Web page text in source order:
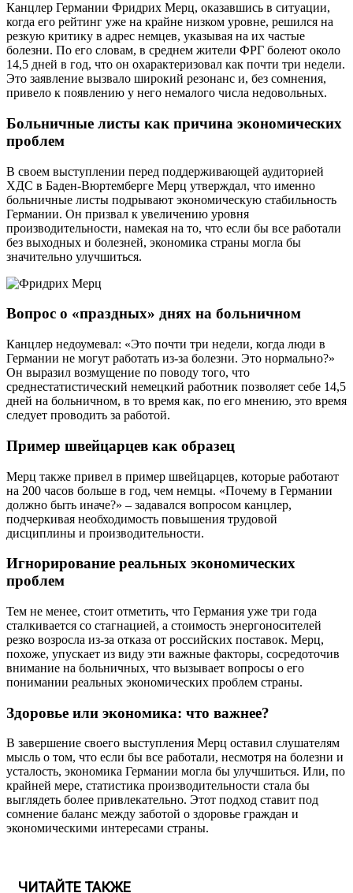
Канцлер Германии Фридрих Мерц, оказавшись в ситуации,
когда его рейтинг уже на крайне низком уровне, решился на
резкую критику в адрес немцев, указывая на их частые
болезни. По его словам, в среднем жители ФРГ болеют около
14,5 дней в год, что он охарактеризовал как почти три недели.
Это заявление вызвало широкий резонанс и, без сомнения,
привело к появлению у него немалого числа недовольных.
Больничные листы как причина экономических
проблем
В своем выступлении перед поддерживающей аудиторией
ХДС в Баден-Вюртемберге Мерц утверждал, что именно
больничные листы подрывают экономическую стабильность
Германии. Он призвал к увеличению уровня
производительности, намекая на то, что если бы все работали
без выходных и болезней, экономика страны могла бы
значительно улучшиться.
Вопрос о «праздных» днях на больничном
Канцлер недоумевал: «Это почти три недели, когда люди в
Германии не могут работать из-за болезни. Это нормально?»
Он выразил возмущение по поводу того, что
среднестатистический немецкий работник позволяет себе 14,5
дней на больничном, в то время как, по его мнению, это время
следует проводить за работой.
Пример швейцарцев как образец
Мерц также привел в пример швейцарцев, которые работают
на 200 часов больше в год, чем немцы. «Почему в Германии
должно быть иначе?» – задавался вопросом канцлер,
подчеркивая необходимость повышения трудовой
дисциплины и производительности.
Игнорирование реальных экономических
проблем
Тем не менее, стоит отметить, что Германия уже три года
сталкивается со стагнацией, а стоимость энергоносителей
резко возросла из-за отказа от российских поставок. Мерц,
похоже, упускает из виду эти важные факторы, сосредоточив
внимание на больничных, что вызывает вопросы о его
понимании реальных экономических проблем страны.
Здоровье или экономика: что важнее?
В завершение своего выступления Мерц оставил слушателям
мысль о том, что если бы все работали, несмотря на болезни и
усталость, экономика Германии могла бы улучшиться. Или, по
крайней мере, статистика производительности стала бы
выглядеть более привлекательно. Этот подход ставит под
сомнение баланс между заботой о здоровье граждан и
экономическими интересами страны.
ЧИТАЙТЕ ТАКЖЕ